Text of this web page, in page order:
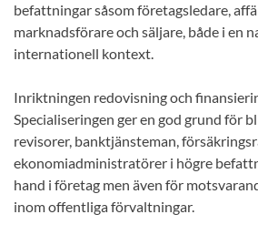
befattningar såsom företagsledare,
marknadsförare och säljare, både i en
internationell kontext.
Inriktningen redovisning och
Specialiseringen ger en god grund för
revisorer, banktjänsteman,
ekonomiadministratörer i högre
hand i företag men även för
inom offentliga förvaltningar.